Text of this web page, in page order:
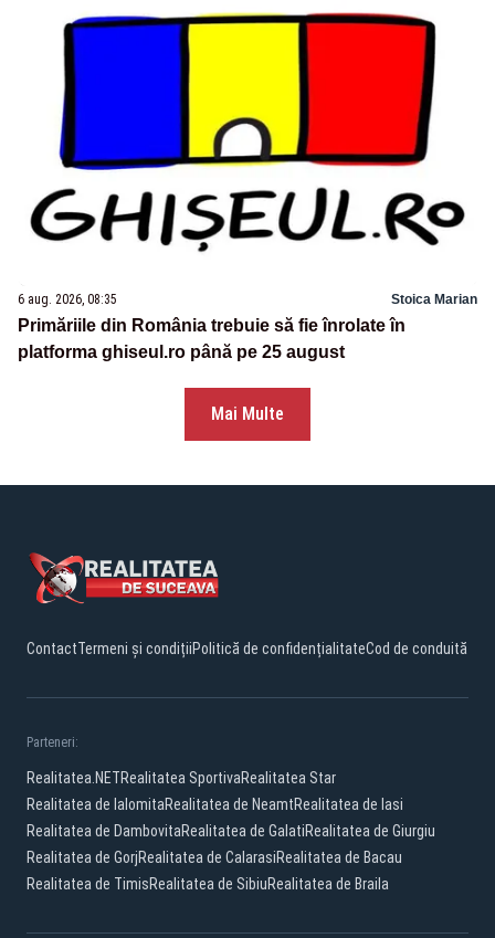
6 aug. 2026, 08:35 Stoica Marian
Primăriile din România trebuie să fie înrolate în
platforma ghiseul.ro până pe 25 august
Mai Multe
ContactTermeni și condițiiPolitică de confidențialitateCod de conduită
Parteneri:
Realitatea.NETRealitatea SportivaRealitatea Star
Realitatea de IalomitaRealitatea de NeamtRealitatea de Iasi
Realitatea de DambovitaRealitatea de GalatiRealitatea de Giurgiu
Realitatea de GorjRealitatea de CalarasiRealitatea de Bacau
Realitatea de TimisRealitatea de SibiuRealitatea de Braila